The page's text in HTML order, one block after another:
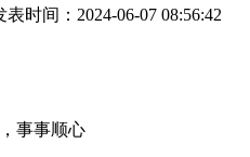
表时间：2024-06-07 08:56:42
事事顺心